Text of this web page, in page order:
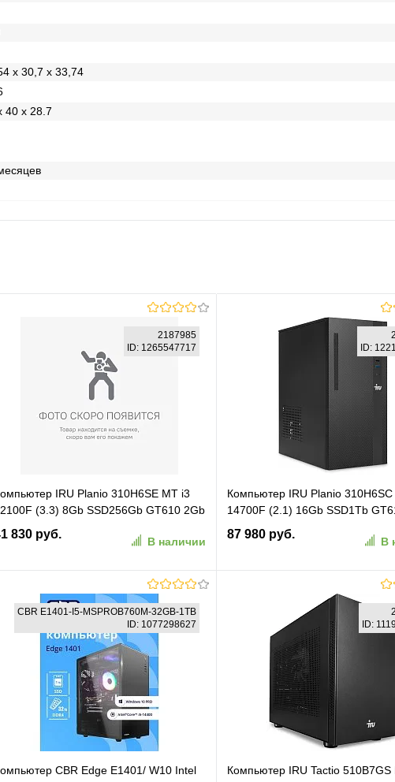
x 30,7 x 33,74
40 x 28.7
2187985
ID: 1265547717
IRU Planio 310H6SE MT i3
(3.3) 8Gb SSD256Gb GT610 2Gb
ОС GbitEth 450W черный (RUS)
(2187985)
830 руб.
В наличии
В корзину
В избранное К сравнению
ID:
Компьютер IRU Planio 310H6SC
14700F (2.1) 16Gb SSD1Tb
Windows 11 Pro GbitEth 400W
(2153513)
87 980 руб.
В
В корзину
В избранное
CBR E1401-I5-MSPROB760M-32GB-1TB
ID: 1077298627
CBR Edge E1401/ W10 Intel
ID:
Компьютер IRU Tactio 510B7GS